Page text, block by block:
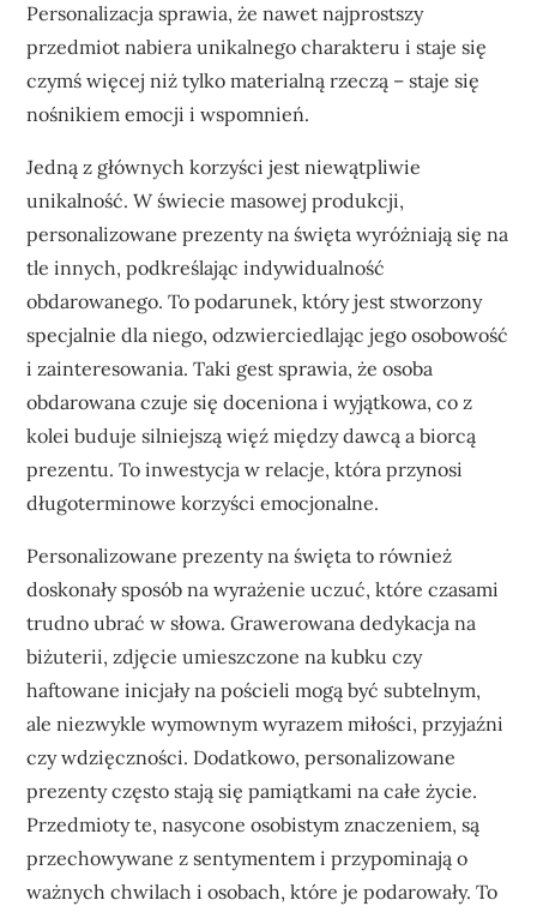
Personalizacja sprawia, że nawet najprostszy
przedmiot nabiera unikalnego charakteru i staje się
czymś więcej niż tylko materialną rzeczą – staje się
nośnikiem emocji i wspomnień.
Jedną z głównych korzyści jest niewątpliwie
unikalność. W świecie masowej produkcji,
personalizowane prezenty na święta wyróżniają się na
tle innych, podkreślając indywidualność
obdarowanego. To podarunek, który jest stworzony
specjalnie dla niego, odzwierciedlając jego osobowość
i zainteresowania. Taki gest sprawia, że osoba
obdarowana czuje się doceniona i wyjątkowa, co z
kolei buduje silniejszą więź między dawcą a biorcą
prezentu. To inwestycja w relacje, która przynosi
długoterminowe korzyści emocjonalne.
Personalizowane prezenty na święta to również
doskonały sposób na wyrażenie uczuć, które czasami
trudno ubrać w słowa. Grawerowana dedykacja na
biżuterii, zdjęcie umieszczone na kubku czy
haftowane inicjały na pościeli mogą być subtelnym,
ale niezwykle wymownym wyrazem miłości, przyjaźni
czy wdzięczności. Dodatkowo, personalizowane
prezenty często stają się pamiątkami na całe życie.
Przedmioty te, nasycone osobistym znaczeniem, są
przechowywane z sentymentem i przypominają o
ważnych chwilach i osobach, które je podarowały. To